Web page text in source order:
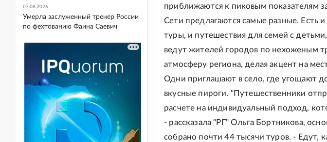
приближаются к пиковым показателям
Сети предлагаются самые разные. Есть
туры, и путешествия для семей с
ведут жителей городов по нехоженым
атмосферу региона, делая акцент на
Одни приглашают в село, где угощают
вкусные пироги. "Путешественники
расчете на индивидуальный подход,
- рассказала "РГ" Ольга Бортникова,
собрано почти 44 тысячи туров. - Едут,
07.08.2026
Умерла заслуженный тренер России
по фехтованию Фаина Саевич